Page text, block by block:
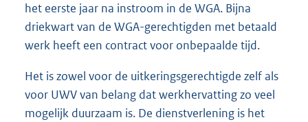
het eerste jaar na instroom in de WGA. Bijna
driekwart van de WGA-gerechtigden met betaald
werk heeft een contract voor onbepaalde tijd.
Het is zowel voor de uitkeringsgerechtigde zelf als
voor UWV van belang dat werkhervatting zo veel
mogelijk duurzaam is. De dienstverlening is het